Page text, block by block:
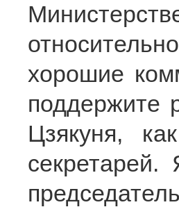
хорошие
поддержите
Цзякуня,